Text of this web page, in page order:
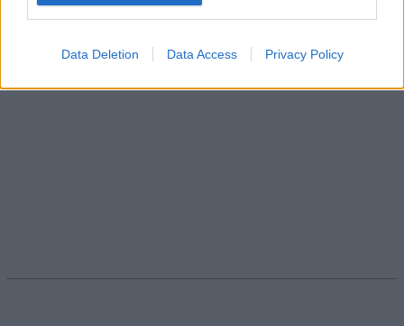
Data Deletion Data Access Privacy Policy